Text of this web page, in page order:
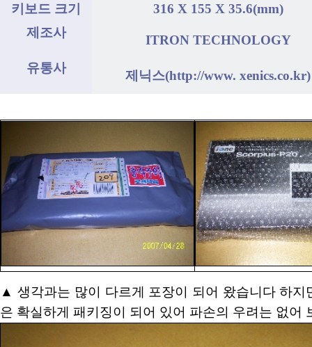
키보드 크기
316 X 155 X 35.6(mm)
제조사
ITRON TECHNOLOGY
유통사
제닉스(http://www. xenics.co.kr)
▲ 생각과는 많이 다르게 포장이 되어 왔습니다 하지
은 확실하게 패키징이 되어 있어 파손의 우려는 없어